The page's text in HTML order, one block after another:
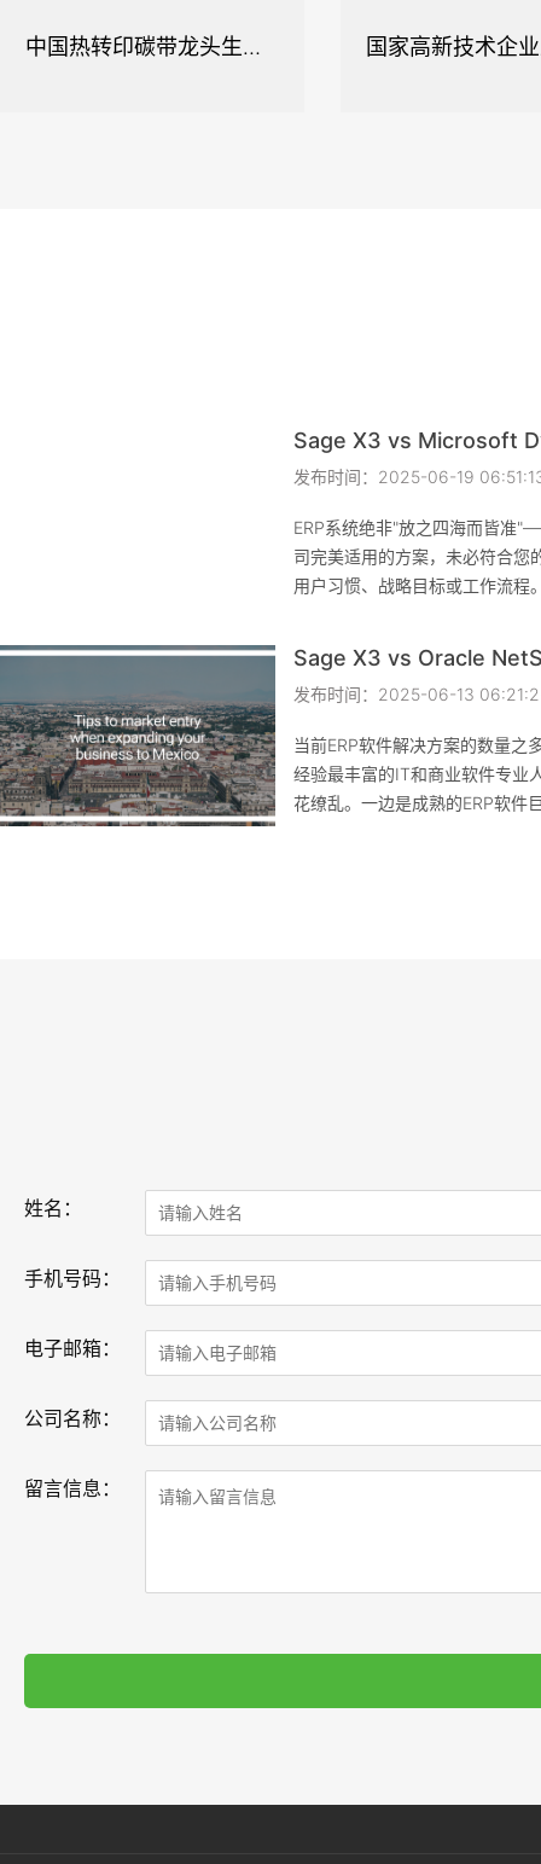
中国热转印碳带龙头生产企业
发布时间：2025-06-19
ERP系统绝非"放之四海而皆准
司完美适用的方案，未必符合您
用户习惯、战略目标或工作流程。 为帮助
进行全方位的对比分析。
Sage X3 vs Oracle
发布时间：2025-06-13
当前ERP软件解决方案的数量之
经验最丰富的IT和商业软件专业
花缭乱。一边是成熟的ERP软件
姓名：
手机号码：
电子邮箱：
公司名称：
留言信息：